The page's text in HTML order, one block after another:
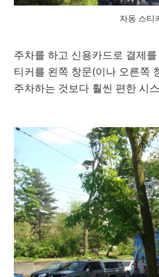
자동 스티
주차를 하고 신용카드로 결제
티커를 왼쪽 창문(이나 오른쪽
주차하는 것보다 훨씬 편한 시